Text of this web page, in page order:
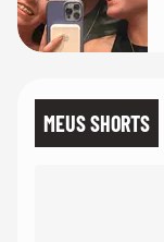
MEUS SHORTS